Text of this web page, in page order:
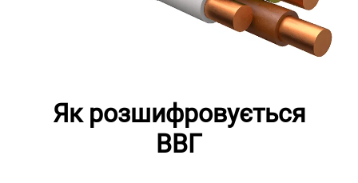
Як розшифровується
ВВГ